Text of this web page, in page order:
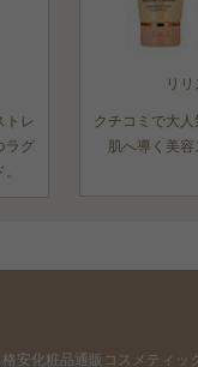
トレ
ラグ
リリ
クチコミで大
肌へ導く美
安化粧品通販コスメティッ